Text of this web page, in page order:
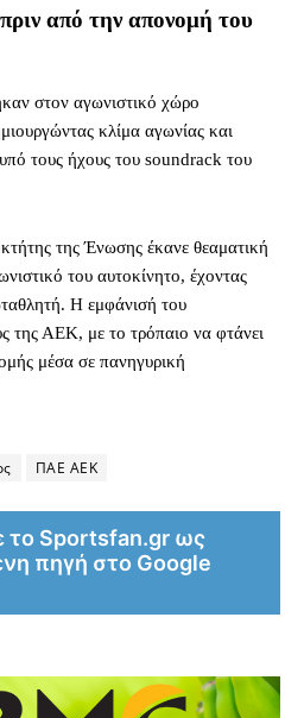
από την απονομή του
στον αγωνιστικό χώρο
κλίμα αγωνίας και
τους ήχους του soundrack του
της Ένωσης έκανε θεαματική
του αυτοκίνητο, έχοντας
Η εμφάνισή του
της ΑΕΚ, με το τρόπαιο να φτάνει
μέσα σε πανηγυρική
ΠΑΕ ΑΕΚ
το Sportsfan.gr ως
πηγή στο Google